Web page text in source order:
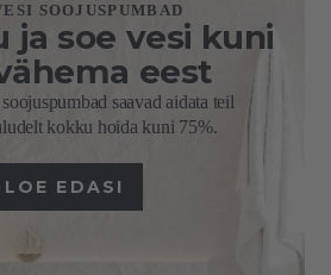
SOOJUSPUMBAD
ja soe vesi kuni
eest
saavad aidata teil
kokku hoida kuni 75%.
LOE EDASI